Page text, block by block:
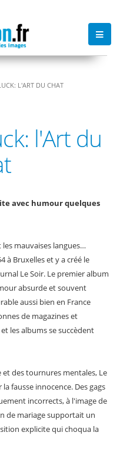
L'ART DU CHAT
l'Art du
avec humour quelques
les mauvaises langues…
à Bruxelles et y a créé le
Le Soir. Le premier album
absurde et souvent
aussi bien en France
de magazines et
les albums se succèdent
et des tournures mentales, Le
fausse innocence. Des gags
incorrects, à l'image de
de mariage supportait un
explicite qui choqua la